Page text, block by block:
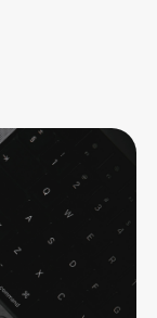
wirklich
adipiscing elit.